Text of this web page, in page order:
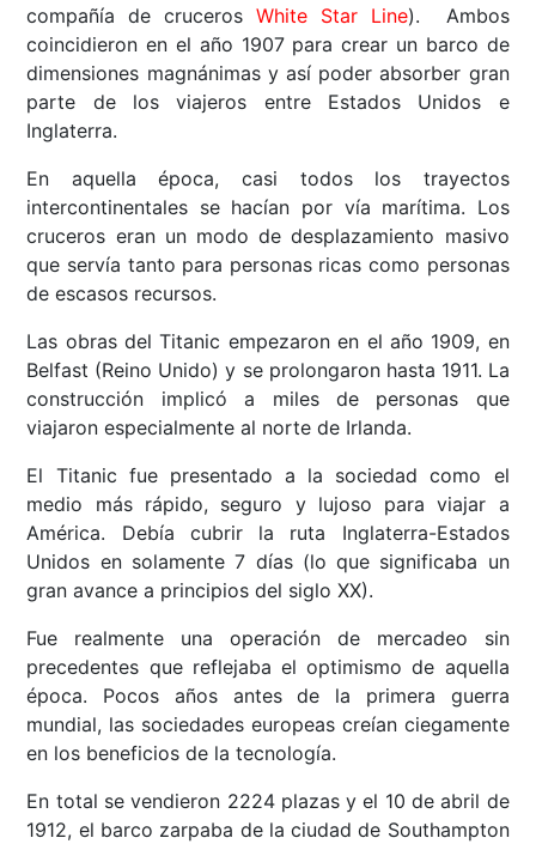
compañía de crucerosWhite Star Line). Ambos
coincidieron en el año 1907 para crear un barco de
dimensiones magnánimas y así poder absorber gran
parte de los viajeros entre Estados Unidos e
Inglaterra.
En aquella época, casi todos los trayectos
intercontinentales se hacían por vía marítima. Los
cruceros eran un modo de desplazamiento masivo
que servía tanto para personas ricas como personas
de escasos recursos.
Las obras del Titanic empezaron en el año 1909, en
Belfast (Reino Unido) y se prolongaron hasta 1911. La
construcción implicó a miles de personas que
viajaron especialmente al norte de Irlanda.
El Titanic fue presentado a la sociedad como el
medio más rápido, seguro y lujoso para viajar a
América. Debía cubrir la ruta Inglaterra-Estados
Unidos en solamente 7 días (lo que significaba un
gran avance a principios del siglo XX).
Fue realmente una operación de mercadeo sin
precedentes que reflejaba el optimismo de aquella
época. Pocos años antes de la primera guerra
mundial, las sociedades europeas creían ciegamente
en los beneficios de la tecnología.
En total se vendieron 2224 plazas y el 10 de abril de
1912, el barco zarpaba de la ciudad de Southampton